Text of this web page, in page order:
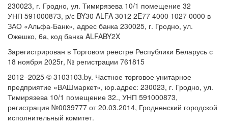
230023, г. Гродно, ул. Тимирязева 10/1 помещение 32
УНП 591000873, р/с BY30 ALFA 3012 2E77 4000 1027 0000 в
ЗАО «Альфа-Банк», адрес банка 230025, г. Гродно, ул.
Ожешко, 6а, код банка ALFABY2X
Зарегистрирован в Торговом реестре Республики Беларусь с
18 ноября 2025г, № регистрации 761815
2012–2025 © 3103103.by. Частное торговое унитарное
предприятие «ВАШмаркет», юр.адрес: 230023, г. Гродно, ул.
Тимирязева 10/1 помещение 32., УНП 591000873,
регистрация №0039777 от 20.03.2014, Гродненский городской
исполнительный комитет.